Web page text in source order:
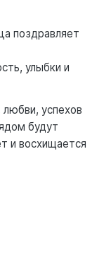
поздравляет
улыбки и
успехов
будут
и восхищается